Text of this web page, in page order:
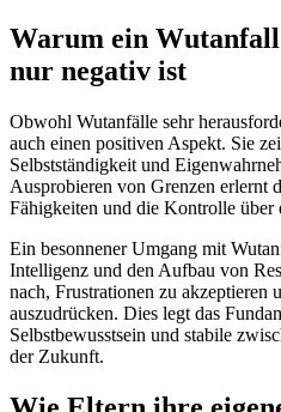
Warum ein
nur negativ ist
Obwohl Wutanfälle sehr
auch einen positiven Aspekt. Sie
Selbstständigkeit und
Ausprobieren von Grenzen erlernt
Fähigkeiten und die Kontrolle über
Ein besonnener Umgang mit
Intelligenz und den Aufbau von
nach, Frustrationen zu akzeptieren
auszudrücken. Dies legt das
Selbstbewusstsein und stabile
der Zukunft.